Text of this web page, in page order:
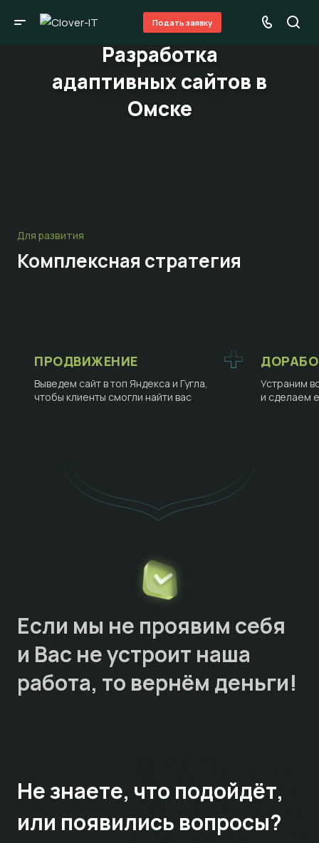
Подать заявку
Разработка
адаптивных сайтов в
Омске
Для развития
Комплексная стратегия
ПРОДВИЖЕНИЕ
Выведем сайт в топ Яндекса и Гугла,
чтобы клиенты смогли найти вас
Устраним
и сделаем
Если мы не проявим себя
и Вас не устроит наша
работа, то вернём деньги!
Не знаете, что подойдёт,
или появились вопросы?